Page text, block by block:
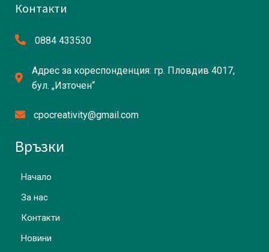
Контакти
0884 433530
Адрес за кореспонденция: гр. Пловдив 4017,
бул. „Източен“
cpocreativity@gmail.com
Връзки
Начало
За нас
Контакти
Новини